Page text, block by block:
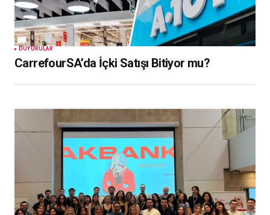
DUYURULAR
CarrefourSA’da İçki Satışı Bitiyor mu?